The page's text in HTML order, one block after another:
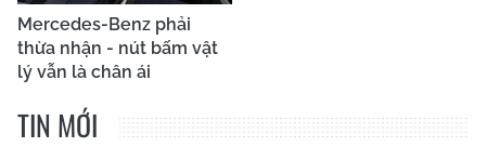
Mercedes-Benz phải
thừa nhận - nút bấm vật
lý vẫn là chân ái
TIN MỚI